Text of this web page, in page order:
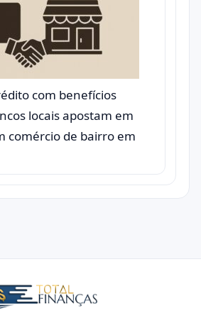
com benefícios
locais apostam em
comércio de bairro em